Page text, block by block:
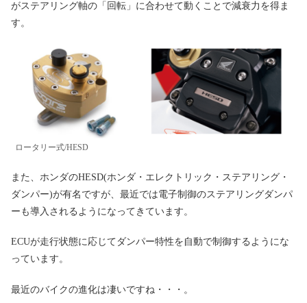
がステアリング軸の「回転」に合わせて動くことで減衰力を得ま
す。
ロータリー式/HESD
また、ホンダのHESD(ホンダ・エレクトリック・ステアリング・
ダンパー)が有名ですが、最近では電子制御のステアリングダンパ
ーも導入されるようになってきています。
ECUが走行状態に応じてダンパー特性を自動で制御するようにな
っています。
最近のバイクの進化は凄いですね・・・。